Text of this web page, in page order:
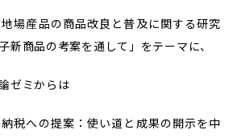
地場産品の商品改良と普及に関する研究
新商品の考案を通して」をテーマに、
ゼミからは
納税への提案：使い道と成果の開示を中